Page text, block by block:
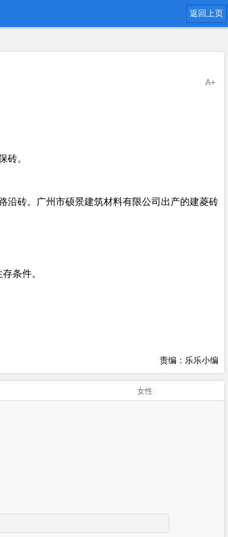
返回上页
A+
砖。
沿砖。广州市硕景建筑材料有限公司出产的建菱砖
条件。
责编：乐乐小编
女性